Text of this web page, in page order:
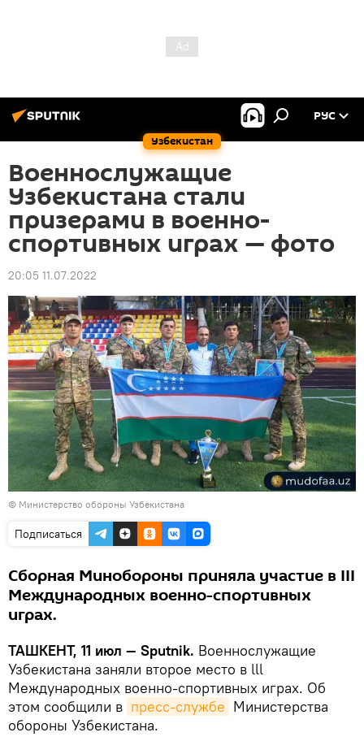
Узбекистан
РУС
Военнослужащие
Узбекистана стали
призерами в военно-
спортивных играх — фото
20:05 11.07.2022
© Министерство обороны Узбекистана
Подписаться
Сборная Минобороны приняла участие в III
Международных военно-спортивных
играх.
ТАШКЕНТ, 11 июл — Sputnik. Военнослужащие
Узбекистана заняли второе место в lll
Международных военно-спортивных играх. Об
этом сообщили в пресс-службе Министерства
обороны Узбекистана.